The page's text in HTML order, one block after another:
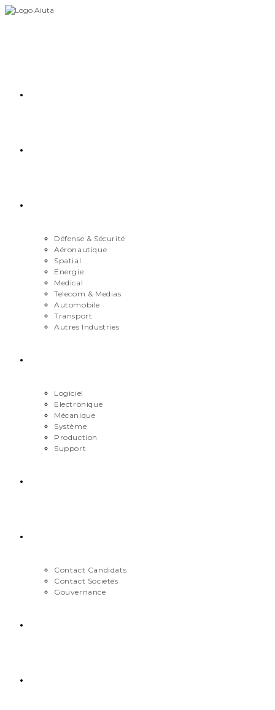
Skip
Défense & Sécurité
Aéronautique
Spatial
Energie
Medical
Telecom & Medias
Automobile
Transport
Autres Industries
Logiciel
Electronique
Mécanique
Système
Production
Support
Contact Candidats
Contact Sociétés
Gouvernance